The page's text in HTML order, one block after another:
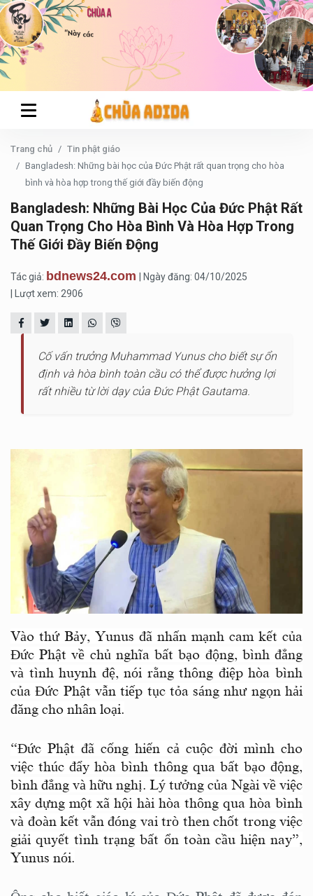
Trang chủ
Tin phật giáo
Bangladesh: Những bài học của Đức Phật rất quan trọng cho hòa
bình và hòa hợp trong thế giới đầy biến động
Bangladesh: Những Bài Học Của Đức Phật Rất
Quan Trọng Cho Hòa Bình Và Hòa Hợp Trong
Thế Giới Đầy Biến Động
Tác giả: bdnews24.com
| Ngày đăng: 04/10/2025
| Lượt xem: 2906
Cố vấn trưởng Muhammad Yunus cho biết sự ổn
định và hòa bình toàn cầu có thể được hưởng lợi
rất nhiều từ lời dạy của Đức Phật Gautama.
Vào thứ Bảy, Yunus đã nhấn mạnh cam kết của
Đức Phật về chủ nghĩa bất bạo động, bình đẳng
và tình huynh đệ, nói rằng thông điệp hòa bình
của Đức Phật vẫn tiếp tục tỏa sáng như ngọn hải
đăng cho nhân loại.
“Đức Phật đã cống hiến cả cuộc đời mình cho
việc thúc đẩy hòa bình thông qua bất bạo động,
bình đẳng và hữu nghị. Lý tưởng của Ngài về việc
xây dựng một xã hội hài hòa thông qua hòa bình
và đoàn kết vẫn đóng vai trò then chốt trong việc
giải quyết tình trạng bất ổn toàn cầu hiện nay”,
Yunus nói.